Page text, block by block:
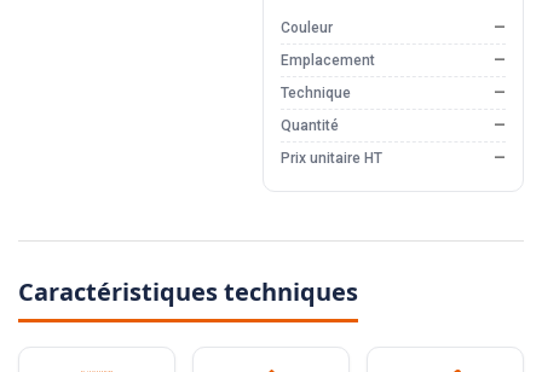
Couleur
—
Emplacement
—
Technique
—
Quantité
—
Prix unitaire HT
—
Caractéristiques techniques